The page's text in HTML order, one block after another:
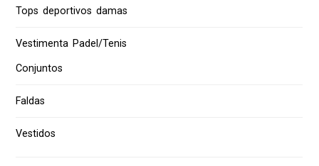
Tops deportivos damas
Vestimenta Padel/Tenis
Conjuntos
Faldas
Vestidos